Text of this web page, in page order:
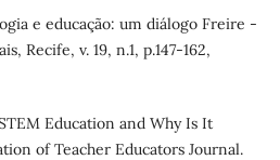
e educação: um diálogo Freire -
Recife, v. 19, n.1, p.147-162,
Education and Why Is It
of Teacher Educators Journal.